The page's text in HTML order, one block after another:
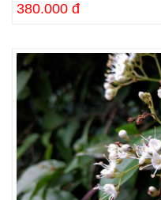
380.000 đ